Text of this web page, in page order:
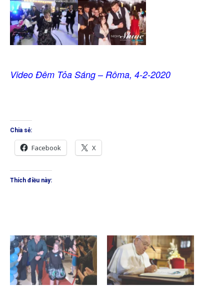
Video Đêm Tỏa Sáng – Rôma, 4-2-2020
Chia sẻ:
Facebook X
Thích điều này: